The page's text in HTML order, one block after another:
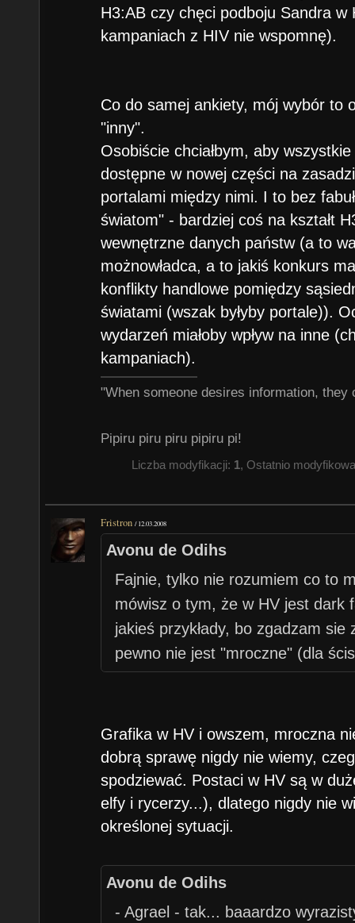
H3:AB czy chęci podboju Sandra
kampaniach z HIV nie wspomnę).
Co do samej ankiety, mój wybór to
"inny".
Osobiście chciałbym, aby
dostępne w nowej części na
portalami między nimi. I to bez
światom" - bardziej coś na kształt
wewnętrzne danych państw (a to
możnowładca, a to jakiś konkurs
konflikty handlowe pomiędzy
światami (wszak byłyby portale)).
wydarzeń miałoby wpływ na inne
kampaniach).
"When someone desires information, they
Pipiru piru piru pipiru pi!
Liczba modyfikacji: 1, Ostatnio
Fristron /12.03.2008
Avonu de Odihs
Fajnie, tylko nie rozumiem co to
mówisz o tym, że w HV jest dark
jakieś przykłady, bo zgadzam sie
pewno nie jest "mroczne" (dla
hirołsów też nie były "dark
Porównaj sobie HV do np.
dostrzeżesz różnicę (nie tylko w
Grafika w HV i owszem, mroczna
dobrą sprawę nigdy nie wiemy,
spodziewać. Postaci w HV są w
elfy i rycerzy...), dlatego nigdy nie
określonej sytuacji.
Avonu de Odihs
- Agrael - tak... baaardzo